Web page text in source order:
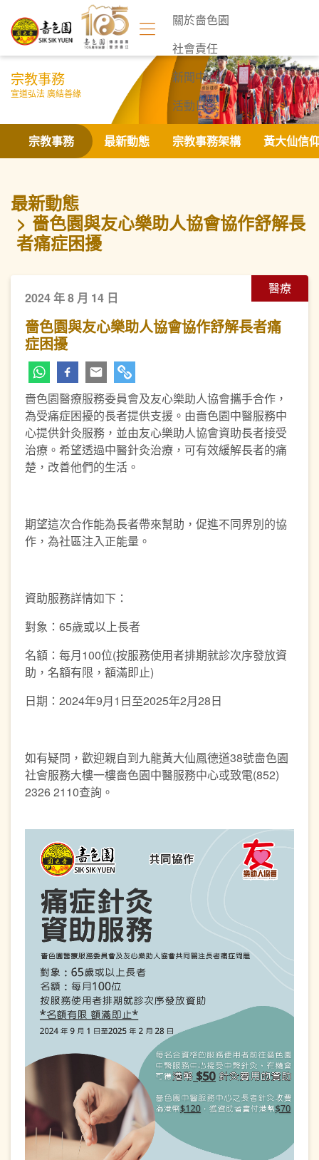
關於嗇色園
社會責任
新聞中心
活動日誌
聯絡我們
宗教事務
宣道弘法 廣結善緣
宗教事務 最新動態 宗教事務架構 黃大仙信
最新動態
嗇色園與友心樂助人協會協作舒解長
者痛症困擾
醫療
2024 年 8 月 14 日
嗇色園與友心樂助人協會協作舒解長者痛
症困擾
嗇色園醫療服務委員會及友心樂助人協會攜手合作，
為受痛症困擾的長者提供支援。由嗇色園中醫服務中
心提供針灸服務，並由友心樂助人協會資助長者接受
治療。希望透過中醫針灸治療，可有效緩解長者的痛
楚，改善他們的生活。
期望這次合作能為長者帶來幫助，促進不同界別的協
作，為社區注入正能量。
資助服務詳情如下：
對象：65歲或以上長者
名額：每月100位(按服務使用者排期就診次序發放資
助，名額有限，額滿即止)
日期：2024年9月1日至2025年2月28日
如有疑問，歡迎親自到九龍黃大仙鳳德道38號嗇色園
社會服務大樓一樓嗇色園中醫服務中心或致電(852)
2326 2110查詢。